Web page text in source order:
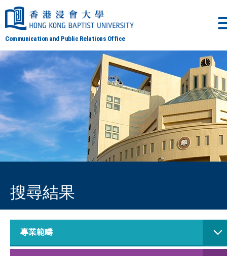
Communication and Public Relations Office
搜尋結果
專業範疇